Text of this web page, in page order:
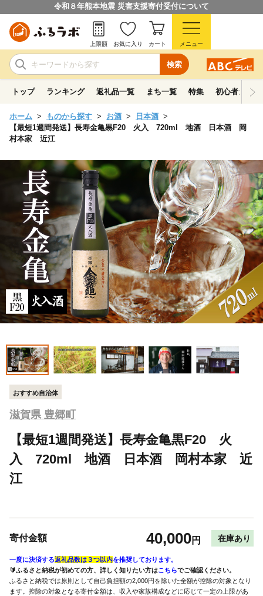
令和８年熊本地震 災害支援寄付受付について
検索
上限額 お気に入り カート メニュー
トップ ランキング 返礼品一覧 まち一覧 特集 初心者ガイド
ホーム ものから探す お酒
日本酒
【最短1週間発送】長寿金亀黒F20 火入 720ml 地酒 日本酒 岡
村本家 近江
おすすめ自治体
滋賀県 豊郷町
【最短1週間発送】長寿金亀黒F20 火
入 720ml 地酒 日本酒 岡村本家 近
江
寄付金額 40,000円 在庫あり
一度に決済する返礼品数は３つ以内を推奨しております。
🔰ふるさと納税が初めての方、詳しく知りたい方はこちらでご確認ください。
ふるさと納税では原則として自己負担額の2,000円を除いた全額が控除の対象となり
ます。控除の対象となる寄付金額は、収入や家族構成などに応じて一定の上限があ